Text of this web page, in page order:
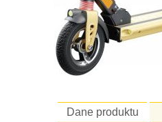
Dane produktu